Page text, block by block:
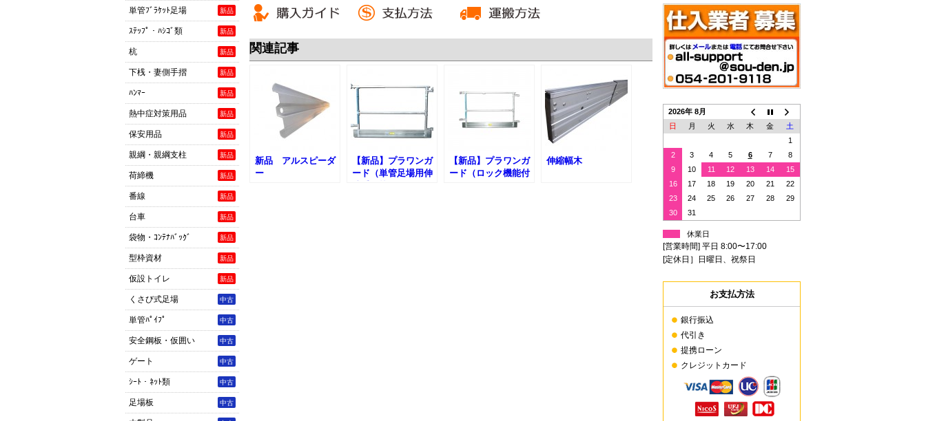
0120-081-900
202-5089
関連記事
新品 アルスピーダ
ー
【新品】プラワンガ
ード（単管足場用伸
【新品】プラワンガ
ード（ロック機能付
伸縮幅木
新品
単管ﾌﾞﾗｹｯﾄ足場
新品
ｽﾃｯﾌﾟ・ﾊｼｺﾞ類
新品
杭
新品
下桟・妻側手摺
新品
ﾊﾝﾏｰ
新品
熱中症対策用品
新品
保安用品
新品
親綱・親綱支柱
新品
荷締機
新品
番線
新品
台車
新品
袋物・ｺﾝﾃﾅﾊﾞｯｸﾞ
新品
型枠資材
新品
仮設トイレ
中古
くさび式足場
中古
単管ﾊﾟｲﾌﾟ
中古
安全鋼板・仮囲い
中古
ゲート
中古
ｼｰﾄ・ﾈｯﾄ類
中古
足場板
2026年 8月
日
月 火 水 木 金
土
1
2
3 4 5 6 7
8
9
10 11 12 13 14
15
16
17 18 19 20 21
22
23
24 25 26 27 28
29
30
31
休業日
[営業時間] 平日 8:00〜17:00
[定休日］日曜日、祝祭日
お支払方法
銀行振込
代引き
提携ローン
クレジットカード